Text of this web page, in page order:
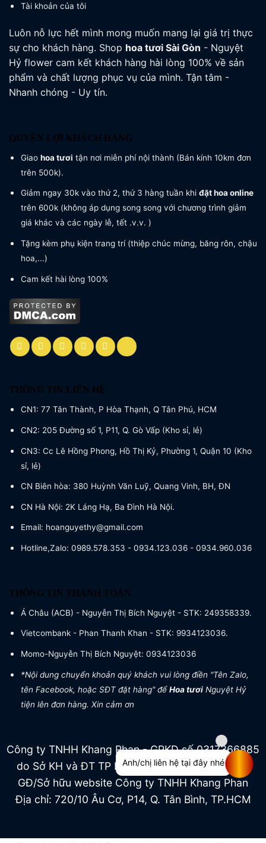
Tài khoản của tôi
Luôn nỗ lực hết mình mong muốn mang lại giá trị thực
sự cho khách hàng. Shop hoa tươi Sài Gòn - Nguyệt
Hỷ flower cam kết khách hàng hài lòng 100% về sản
phẩm và chất lượng phục vụ của mình. Tận tâm -
Nhanh chóng - Uy tín.
QUYỀN LỢI KHÁCH HÀNG
Giao hoa tươi tận nơi miễn phí nội thành (Bán kính 10km đơn
trên 500k).
Giảm ngay 30k vào thứ 2, thứ 3 hàng tuần khi đặt hoa online
trên 600k (không áp dụng song song với chương trình giảm
giá khác và các ngày lễ, tết .v.v. )
Tặng kèm phụ kiện trang trí (thiệp chúc mừng, băng rôn, chậu
hoa,...)
Cam kết hài lòng 100%
THÔNG TIN LIÊN HỆ
CN1: 77 Tân Thành, P Hòa Thạnh, Q Tân Phú, HCM
CN2: 205 Đường số 1, P11, Q. Gò Vấp (Kho sỉ, lẻ)
CN3: Cc Lê Hồng Phong, Hồ Thị Kỷ, Phường 1, Quận 10 (Kho
sỉ, lẻ)
CN Biên hòa: 380 Huỳnh Văn Luỹ, Quang Vinh, BH, ĐN
CN Hà Nội: 2K Láng Hạ, Ba Đình Hà Nội.
Email: hoanguyethy@gmail.com
Hotline,Zalo: 0989.578.353 - 0934.123.036 - 0934.960.036
THÔNG TIN THANH TOÁN
Á Châu (ACB) - Nguyễn Thị Bích Nguyệt - STK: 249358339.
Vietcombank - Phan Thanh Khan - STK: 9934123036.
Momo-Nguyễn Thị Bích Nguyệt: 0934123036
*Nội dung chuyển khoản quý khách vui lòng điền "Tên Zalo,
tên Facebook, hoặc SĐT đặt hàng" đểHoa tươi Nguyệt Hỷ
tiện lên đơn hàng. Xin cảm ơn
Công ty TNHH Khang Phan - GPKD số 0317366885
do Sở KH và ĐT TP HCM cấp ngày 04/07/2022
GĐ/Sở hữu website Công ty TNHH Khang Phan
Địa chỉ: 720/10 Âu Cơ, P14, Q. Tân Bình, TP.HCM
Anh/chị liên hệ tại đây nhé